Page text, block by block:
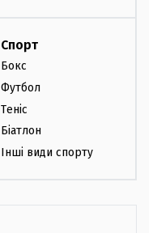
Спорт
Бокс
Футбол
Теніс
Біатлон
Інші види спорту